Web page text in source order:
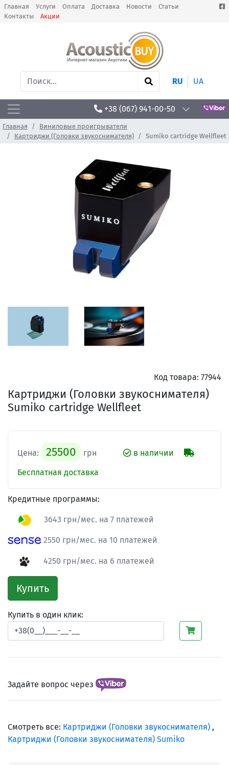
Главная Услуги Оплата Доставка Новости
Статьи
Контакты
Акции
RU UA
+38 (067) 941-00-50
Главная
Виниловые проигрыватели
Картриджи (Головки звукоснимателя)
Sumiko cartridge Wellfleet
Код товара: 77944
Картриджи (Головки звукоснимателя)
Sumiko cartridge Wellfleet
Цена: 25500 грн
в наличии
Бесплатная доставка
Кредитные программы:
3643 грн/мес. на 7 платежей
2550 грн/мес. на 10 платежей
4250 грн/мес. на 6 платежей
Купить
Купить в один клик:
Задайте вопрос через
Смотреть все: Картриджи (Головки звукоснимателя) ,
Картриджи (Головки звукоснимателя) Sumiko